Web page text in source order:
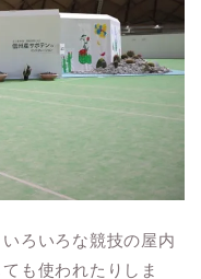
ろいろな競技の屋内
も使われたりしま